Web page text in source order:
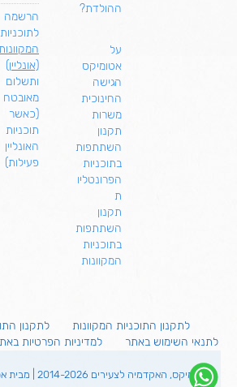
ההולדת?
על
אטומיקס
הגישה
החינוכית
משרות
תקנון
השתתפות
בתוכניות
הפרונטליו
ת
תקנון
השתתפות
בתוכניות
המקוונות
הרשמה
לתוכניות
(אונליין)
ותשלום
מאובטח
(כאשר
תוכניות
האונליין
פעילות)
לתקנון התוכניות המקוונות
לתקנון
לתנאי השימוש באתר
למדיניות הפרטיות
אטומיקס, האקדמיה לצעירים 2014-2026 | מבית אטומיקס טכנולוגיות בע"מ